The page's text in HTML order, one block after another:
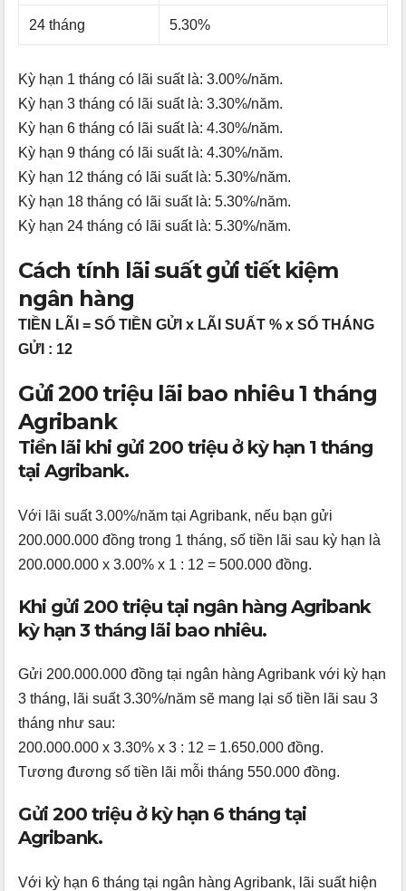
24 tháng 5.30%
Kỳ hạn 1 tháng có lãi suất là: 3.00%/năm.
Kỳ hạn 3 tháng có lãi suất là: 3.30%/năm.
Kỳ hạn 6 tháng có lãi suất là: 4.30%/năm.
Kỳ hạn 9 tháng có lãi suất là: 4.30%/năm.
Kỳ hạn 12 tháng có lãi suất là: 5.30%/năm.
Kỳ hạn 18 tháng có lãi suất là: 5.30%/năm.
Kỳ hạn 24 tháng có lãi suất là: 5.30%/năm.
Cách tính lãi suất gửi tiết kiệm
ngân hàng
TIỀN LÃI = SỐ TIỀN GỬI x LÃI SUẤT % x SỐ THÁNG
GỬI : 12
Gửi 200 triệu lãi bao nhiêu 1 tháng
Agribank
Tiền lãi khi gửi 200 triệu ở kỳ hạn 1 tháng
tại Agribank.
Với lãi suất 3.00%/năm tại Agribank, nếu bạn gửi
200.000.000 đồng trong 1 tháng, số tiền lãi sau kỳ hạn là
200.000.000 x 3.00% x 1 : 12 = 500.000 đồng.
Khi gửi 200 triệu tại ngân hàng Agribank
kỳ hạn 3 tháng lãi bao nhiêu.
Gửi 200.000.000 đồng tại ngân hàng Agribank với kỳ hạn
3 tháng, lãi suất 3.30%/năm sẽ mang lại số tiền lãi sau 3
tháng như sau:
200.000.000 x 3.30% x 3 : 12 = 1.650.000 đồng.
Tương đương số tiền lãi mỗi tháng 550.000 đồng.
Gửi 200 triệu ở kỳ hạn 6 tháng tại
Agribank.
Với kỳ hạn 6 tháng tại ngân hàng Agribank, lãi suất hiện